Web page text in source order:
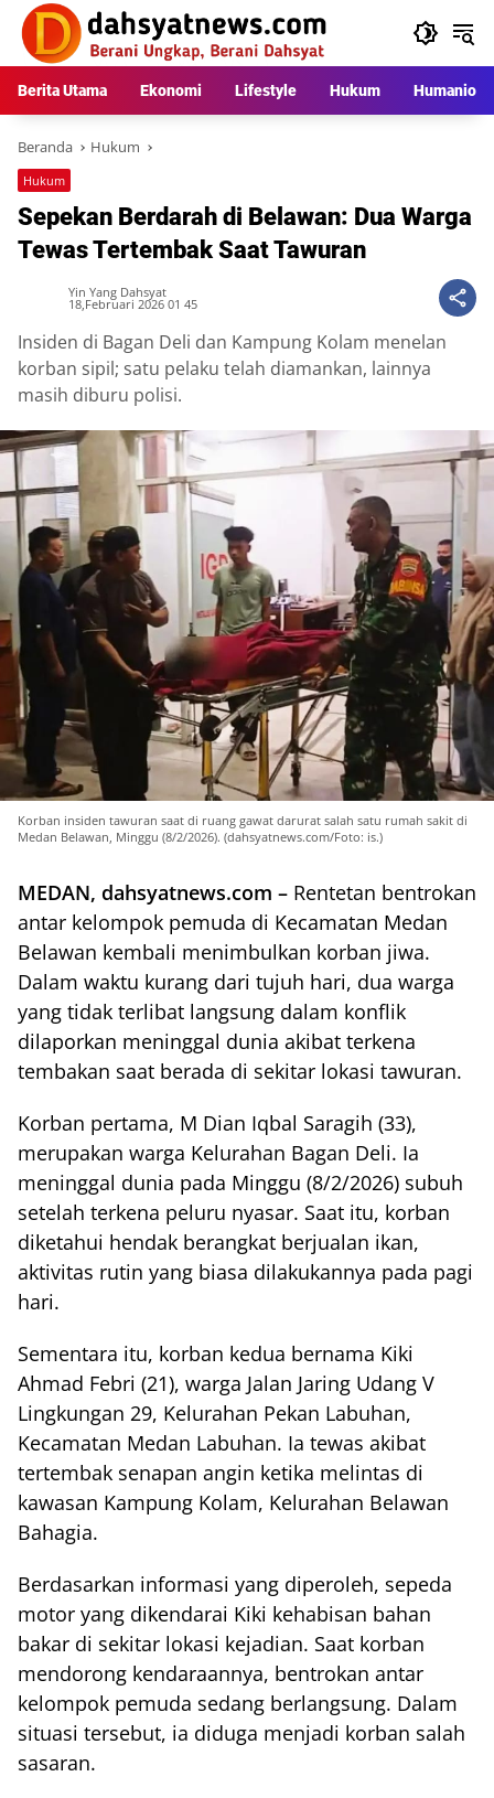
Langsung
konten
Berita Utama Ekonomi Lifestyle Hukum Humaniora
Beranda Hukum
Hukum
Sepekan Berdarah di Belawan: Dua Warga
Tewas Tertembak Saat Tawuran
Yin Yang Dahsyat
18,Februari 2026 01 45
Insiden di Bagan Deli dan Kampung Kolam menelan
korban sipil; satu pelaku telah diamankan, lainnya
masih diburu polisi.
Korban insiden tawuran saat di ruang gawat darurat salah satu rumah sakit di
Medan Belawan, Minggu (8/2/2026). (dahsyatnews.com/Foto: is.)
MEDAN, dahsyatnews.com – Rentetan bentrokan
antar kelompok pemuda di Kecamatan Medan
Belawan kembali menimbulkan korban jiwa.
Dalam waktu kurang dari tujuh hari, dua warga
yang tidak terlibat langsung dalam konflik
dilaporkan meninggal dunia akibat terkena
tembakan saat berada di sekitar lokasi tawuran.
Korban pertama, M Dian Iqbal Saragih (33),
merupakan warga Kelurahan Bagan Deli. Ia
meninggal dunia pada Minggu (8/2/2026) subuh
setelah terkena peluru nyasar. Saat itu, korban
diketahui hendak berangkat berjualan ikan,
aktivitas rutin yang biasa dilakukannya pada pagi
hari.
Sementara itu, korban kedua bernama Kiki
Ahmad Febri (21), warga Jalan Jaring Udang V
Lingkungan 29, Kelurahan Pekan Labuhan,
Kecamatan Medan Labuhan. Ia tewas akibat
tertembak senapan angin ketika melintas di
kawasan Kampung Kolam, Kelurahan Belawan
Bahagia.
Berdasarkan informasi yang diperoleh, sepeda
motor yang dikendarai Kiki kehabisan bahan
bakar di sekitar lokasi kejadian. Saat korban
mendorong kendaraannya, bentrokan antar
kelompok pemuda sedang berlangsung. Dalam
situasi tersebut, ia diduga menjadi korban salah
sasaran.